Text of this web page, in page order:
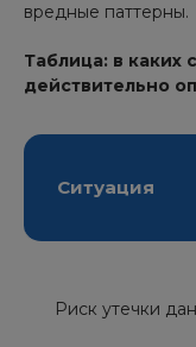
вредные паттерны.
Таблица: в каких
действительно
Ситуация
Риск утечки